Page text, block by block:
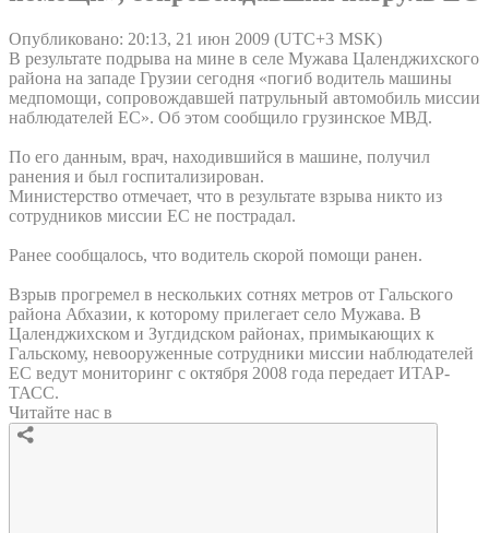
Опубликовано: 20:13, 21 июн 2009 (UTC+3 MSK)
В результате подрыва на мине в селе Мужава Цаленджихского
района на западе Грузии сегодня «погиб водитель машины
медпомощи, сопровождавшей патрульный автомобиль миссии
наблюдателей ЕС». Об этом сообщило грузинское МВД.
По его данным, врач, находившийся в машине, получил
ранения и был госпитализирован.
Министерство отмечает, что в результате взрыва никто из
сотрудников миссии ЕС не пострадал.
Ранее сообщалось, что водитель скорой помощи ранен.
Взрыв прогремел в нескольких сотнях метров от Гальского
района Абхазии, к которому прилегает село Мужава. В
Цаленджихском и Зугдидском районах, примыкающих к
Гальскому, невооруженные сотрудники миссии наблюдателей
ЕС ведут мониторинг с октября 2008 года передает ИТАР-
ТАСС.
Читайте нас в